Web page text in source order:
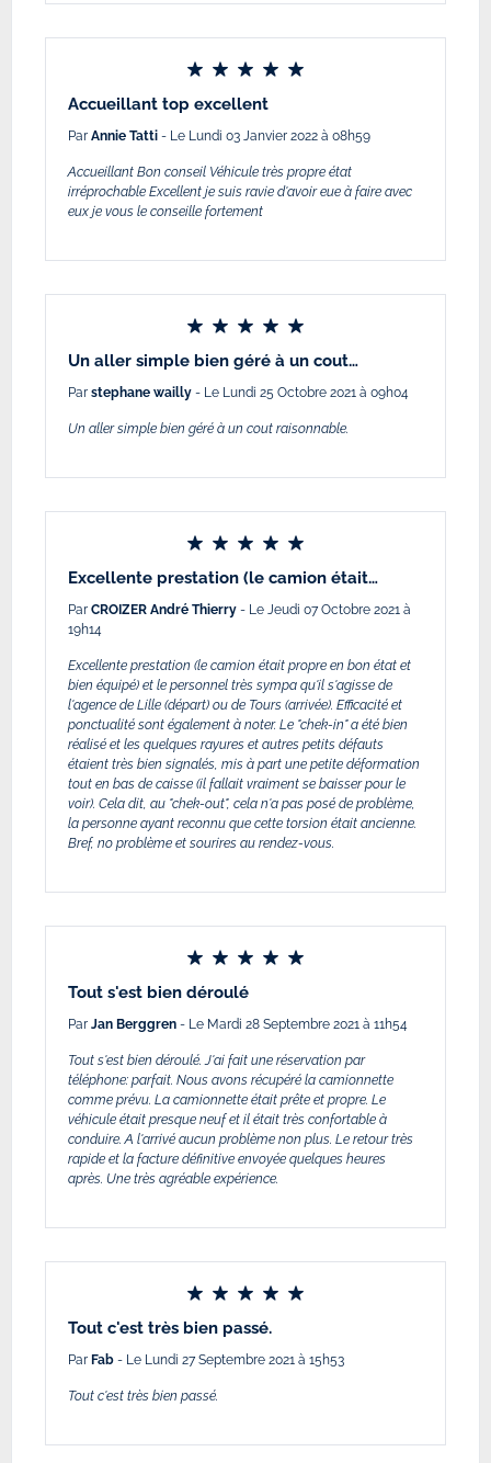
Accueillant top excellent
Par Annie Tatti - Le Lundi 03 Janvier 2022 à 08h59
Accueillant Bon conseil Véhicule très propre état
irréprochable Excellent je suis ravie d'avoir eue à faire avec
eux je vous le conseille fortement
Un aller simple bien géré à un cout…
Par stephane wailly - Le Lundi 25 Octobre 2021 à 09h04
Un aller simple bien géré à un cout raisonnable.
Excellente prestation (le camion était…
Par CROIZER André Thierry - Le Jeudi 07 Octobre 2021 à
19h14
Excellente prestation (le camion était propre en bon état et
bien équipé) et le personnel très sympa qu'il s'agisse de
l'agence de Lille (départ) ou de Tours (arrivée). Efficacité et
ponctualité sont également à noter. Le "chek-in" a été bien
réalisé et les quelques rayures et autres petits défauts
étaient très bien signalés, mis à part une petite déformation
tout en bas de caisse (il fallait vraiment se baisser pour le
voir). Cela dit, au "chek-out", cela n'a pas posé de problème,
la personne ayant reconnu que cette torsion était ancienne.
Bref, no problème et sourires au rendez-vous.
Tout s'est bien déroulé
Par Jan Berggren - Le Mardi 28 Septembre 2021 à 11h54
Tout s'est bien déroulé. J'ai fait une réservation par
téléphone: parfait. Nous avons récupéré la camionnette
comme prévu. La camionnette était prête et propre. Le
véhicule était presque neuf et il était très confortable à
conduire. A l'arrivé aucun problème non plus. Le retour très
rapide et la facture définitive envoyée quelques heures
après. Une très agréable expérience.
Tout c'est très bien passé.
Par Fab - Le Lundi 27 Septembre 2021 à 15h53
Tout c'est très bien passé.